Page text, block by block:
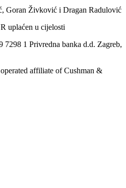
Goran Živković i Dragan Radulović
uplaćen u cijelosti
1 Privredna banka d.d. Zagreb,
affiliate of Cushman &